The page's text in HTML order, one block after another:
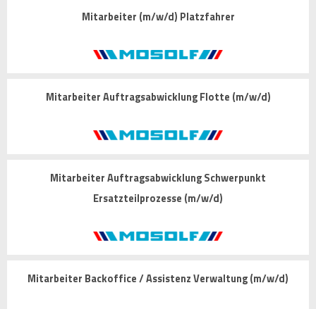
Mitarbeiter (m/w/d) Platzfahrer
Mitarbeiter Auftragsabwicklung Flotte (m/w/d)
Mitarbeiter Auftragsabwicklung Schwerpunkt
Ersatzteilprozesse (m/w/d)
Mitarbeiter Backoffice / Assistenz Verwaltung (m/w/d)